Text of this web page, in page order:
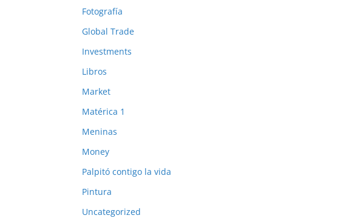
Fotografía
Global Trade
Investments
Libros
Market
Matérica 1
Meninas
Money
Palpitó contigo la vida
Pintura
Uncategorized